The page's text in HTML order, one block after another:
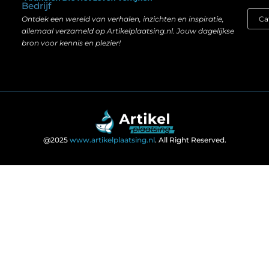
Bedrijf
Ontdek een wereld van verhalen, inzichten en inspiratie,
allemaal verzameld op Artikelplaatsing.nl. Jouw dagelijkse
bron voor kennis en plezier!
@2025 www.artikelplaatsing.nl. All Right Reserved.